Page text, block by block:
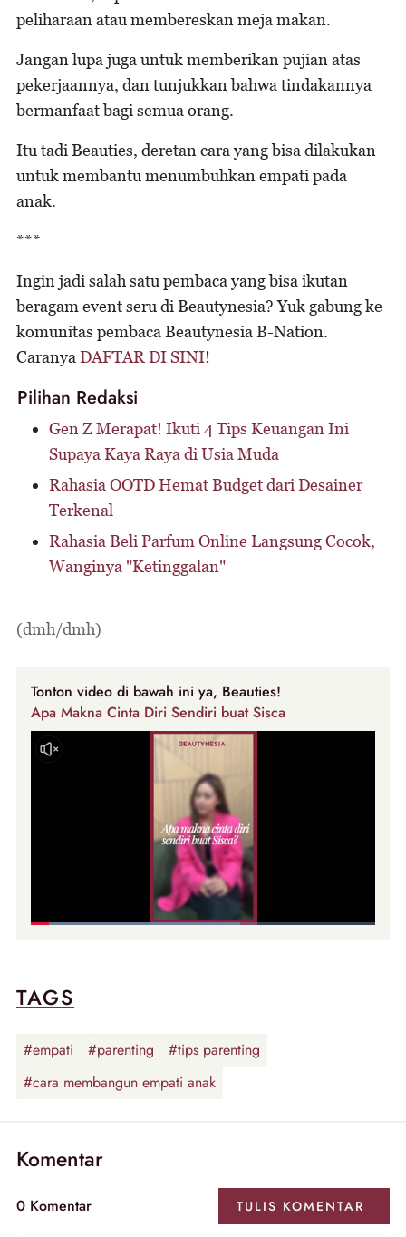
peliharaan atau membereskan meja makan.
Jangan lupa juga untuk memberikan pujian atas
pekerjaannya, dan tunjukkan bahwa tindakannya
bermanfaat bagi semua orang.
Itu tadi Beauties, deretan cara yang bisa dilakukan
untuk membantu menumbuhkan empati pada
anak.
***
Ingin jadi salah satu pembaca yang bisa ikutan
beragam event seru di Beautynesia? Yuk gabung ke
komunitas pembaca Beautynesia B-Nation.
Caranya DAFTAR DI SINI!
Pilihan Redaksi
Gen Z Merapat! Ikuti 4 Tips Keuangan Ini
Supaya Kaya Raya di Usia Muda
Rahasia OOTD Hemat Budget dari Desainer
Terkenal
Rahasia Beli Parfum Online Langsung Cocok,
Wanginya "Ketinggalan"
(dmh/dmh)
Tonton video di bawah ini ya, Beauties!
Apa Makna Cinta Diri Sendiri buat Sisca
TAGS
#empati #parenting
#tips parenting
#cara membangun empati anak
Komentar
0 Komentar TULIS KOMENTAR